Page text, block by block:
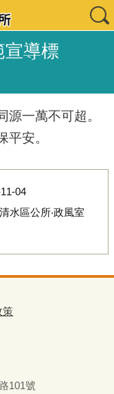
宣導標
一萬不可超。
安。
04
水區公所‧政風室
策
路101號